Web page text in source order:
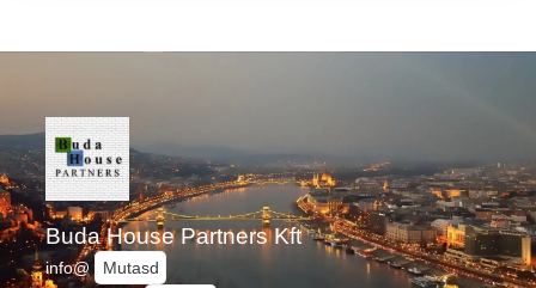
Buda House Partners Kft
info@ Mutasd